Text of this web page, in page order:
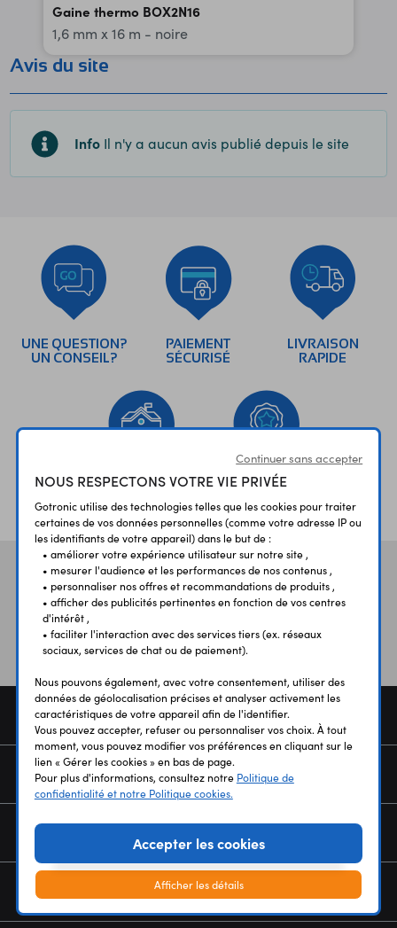
Gaine thermo BOX2N16
1,6 mm x 16 m - noire
Avis du site
Info Il n'y a aucun avis publié depuis le site
UNE QUESTION?
UN CONSEIL?
PAIEMENT
SÉCURISÉ
LIVRAISON
RAPIDE
ÉTABLISSEMENTS
SCOLAIRES
PLUS 30 ANS
D’EXPERIENCE
Vos aviset témoignages
COMMANDE
SERVICES
NEWSLETTER
Continuer sans accepter
NOUS RESPECTONS VOTRE VIE PRIVÉE
Gotronic utilise des technologies telles que les cookies pour traiter
certaines de vos données personnelles (comme votre adresse IP ou
les identifiants de votre appareil) dans le but de :
• améliorer votre expérience utilisateur sur notre site ,
• mesurer l'audience et les performances de nos contenus ,
• personnaliser nos offres et recommandations de produits ,
• afficher des publicités pertinentes en fonction de vos centres
d'intérêt ,
• faciliter l'interaction avec des services tiers (ex. réseaux
sociaux, services de chat ou de paiement).
Nous pouvons également, avec votre consentement, utiliser des
données de géolocalisation précises et analyser activement les
caractéristiques de votre appareil afin de l'identifier.
Vous pouvez accepter, refuser ou personnaliser vos choix. À tout
moment, vous pouvez modifier vos préférences en cliquant sur le
lien « Gérer les cookies » en bas de page.
Pour plus d'informations, consultez notre Politique de
confidentialité et notre Politique cookies.
Accepter les cookies
Afficher les détails